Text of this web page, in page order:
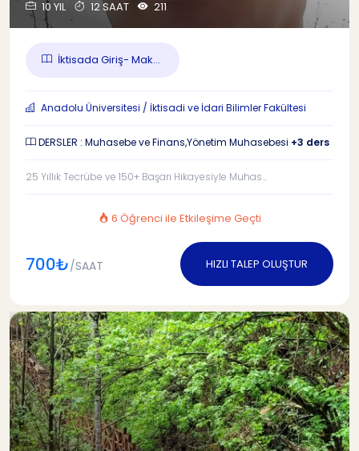
10 YIL 12 SAAT 211
İktisada Giriş- Mak...
Anadolu Üniversitesi / İktisadi ve İdari Bilimler Fakültesi
DERSLER : Muhasebe ve Finans,Yönetim Muhasebesi +3 ders
25 Yıllık Tecrübe ve 150+ Başarı Hikayesiyle Muhas...
6 Öğrenci ile Etkileşime Geçti
700₺/SAAT HIZLI TALEP OLUŞTUR